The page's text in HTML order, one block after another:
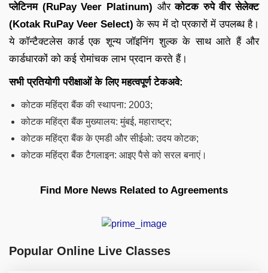
प्लेटिनम (RuPay Veer Platinum) औरकोटक रुपे वीर सेलेक्ट
(Kotak RuPay Veer Select) के रूप में दो प्रकारों में उपलब्ध है।
ये कॉन्टैक्टलेस कार्ड एक शून्य जॉइनिंग शुल्क के साथ आते हैं और
कार्डधारकों को कई रोमांचक लाभ प्रदान करते हैं।
सभी प्रतियोगी परीक्षाओं के लिए महत्वपूर्ण टेकअवे:
कोटक महिंद्रा बैंक की स्थापना: 2003;
कोटक महिंद्रा बैंक मुख्यालय: मुंबई, महाराष्ट्र;
कोटक महिंद्रा बैंक के एमडी और सीईओ: उदय कोटक;
कोटक महिंद्रा बैंक टैगलाइन: आइए पैसे को सरल बनाएं।
Find More News Related to Agreements
Popular Online Live Classes